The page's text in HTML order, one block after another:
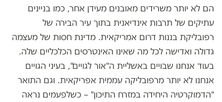
הם לא יותר משרידים מאובנים מעידן אחר, כמו בניינים
עתיקים של תרבות אינדיאנית בתוך עיר הבירה של
רפובליקת בננות דרום אמריקאית. מדינת חסות של מעצמה
גדולה ואדישה לכל מה שאינו האינטרסים הכלכליים שלה.
בעוד אנחנו שבויים באשליית ה"אור לגויים", בעיני הגויים
אנחנו לא יותר מרפובליקה עממית אפריקאית. וגם התואר
"הדמוקרטיה היחידה במזרח התיכון" – כשלפעמים נראה